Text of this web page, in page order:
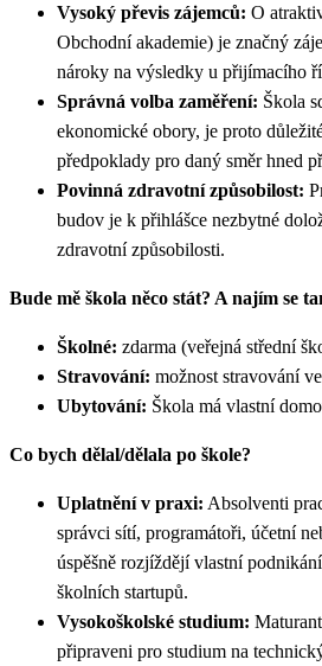
Vysoký převis zájemců: O
Obchodní akademie) je značný
nároky na výsledky u přijímacího
Správná volba zaměření: Škola
ekonomické obory, je proto
předpoklady pro daný směr hned
Povinná zdravotní způsobilost:
budov je k přihlášce nezbytné
zdravotní způsobilosti.
Bude mě škola něco stát? A najím se
Školné: zdarma (veřejná střední
Stravování: možnost stravování
Ubytování: Škola má vlastní
Co bych dělal/dělala po škole?
Uplatnění v praxi: Absolventi
správci sítí, programátoři, účetní
úspěšně rozjíždějí vlastní
školních startupů.
Vysokoškolské studium:
připraveni pro studium na